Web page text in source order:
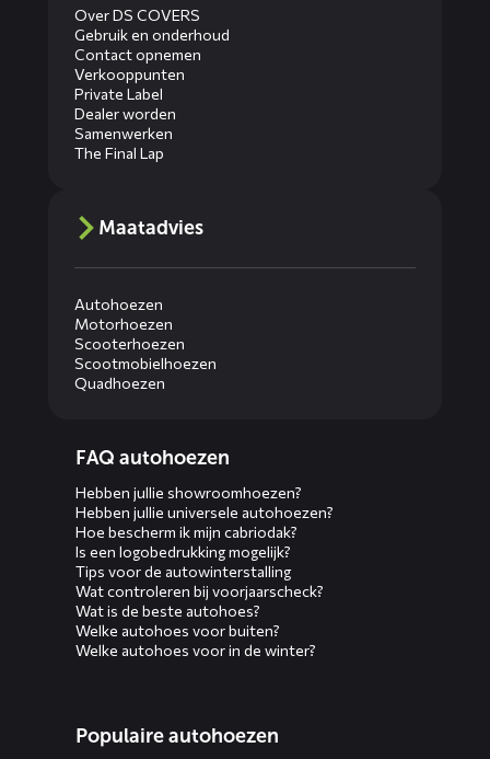
Over DS COVERS
Gebruik en onderhoud
Contact opnemen
Verkooppunten
Private Label
Dealer worden
Samenwerken
The Final Lap
Maatadvies
Autohoezen
Motorhoezen
Scooterhoezen
Scootmobielhoezen
Quadhoezen
menusFAQ autohoezen
Hebben jullie showroomhoezen?
Hebben jullie universele autohoezen?
Hoe bescherm ik mijn cabriodak?
Is een logobedrukking mogelijk?
Tips voor de autowinterstalling
Wat controleren bij voorjaarscheck?
Wat is de beste autohoes?
Welke autohoes voor buiten?
Welke autohoes voor in de winter?
Populaire autohoezen